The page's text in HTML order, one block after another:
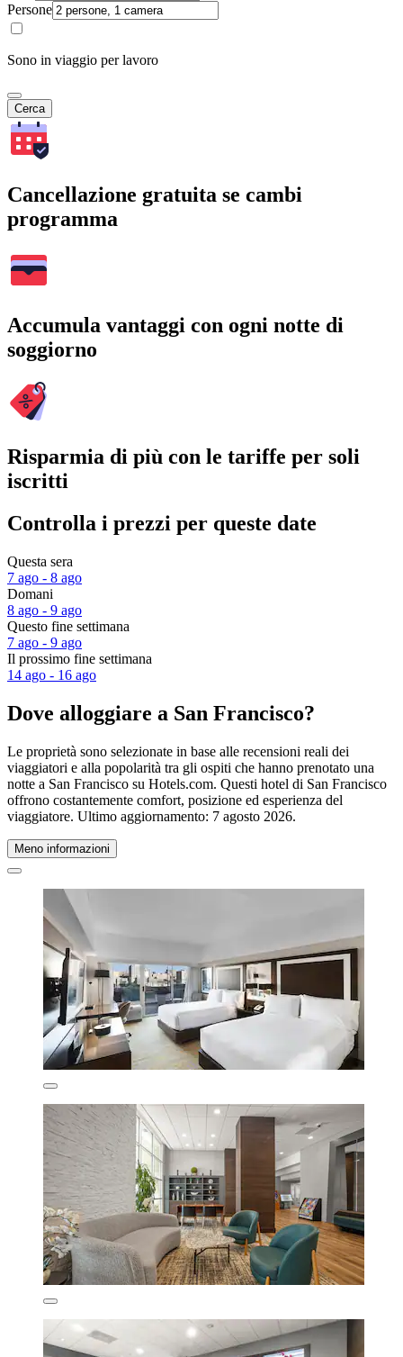
Persone
Sono in viaggio per lavoro
Cerca
Cancellazione gratuita se cambi
programma
Accumula vantaggi con ogni notte di
soggiorno
Risparmia di più con le tariffe per soli
iscritti
Controlla i prezzi per queste date
Questa sera
7 ago - 8 ago
Domani
8 ago - 9 ago
Questo fine settimana
7 ago - 9 ago
Il prossimo fine settimana
14 ago - 16 ago
Dove alloggiare a San Francisco?
Le proprietà sono selezionate in base alle recensioni reali dei
viaggiatori e alla popolarità tra gli ospiti che hanno prenotato una
notte a San Francisco su Hotels.com. Questi hotel di San Francisco
offrono costantemente comfort, posizione ed esperienza del
viaggiatore. Ultimo aggiornamento: 7 agosto 2026.
Meno informazioni